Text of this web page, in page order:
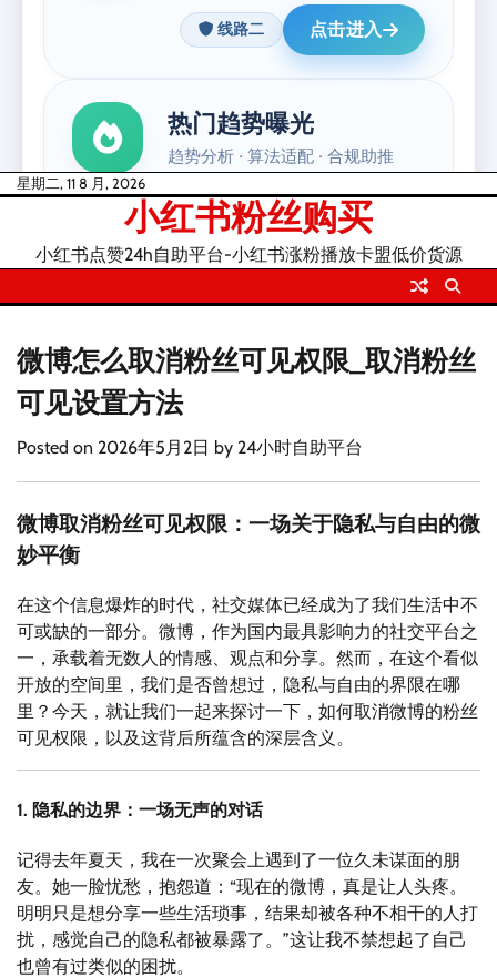
Skip星期二, 11 8 月, 2026
小红书粉丝购买
小红书点赞24h自助平台-小红书涨粉播放卡盟低价货源
微博怎么取消粉丝可见权限_取消粉丝
可见设置方法
Posted on 2026年5月2日 by 24小时自助平台
微博取消粉丝可见权限：一场关于隐私与自由的微
妙平衡
在这个信息爆炸的时代，社交媒体已经成为了我们生活中不
可或缺的一部分。微博，作为国内最具影响力的社交平台之
一，承载着无数人的情感、观点和分享。然而，在这个看似
开放的空间里，我们是否曾想过，隐私与自由的界限在哪
里？今天，就让我们一起来探讨一下，如何取消微博的粉丝
可见权限，以及这背后所蕴含的深层含义。
1. 隐私的边界：一场无声的对话
记得去年夏天，我在一次聚会上遇到了一位久未谋面的朋
友。她一脸忧愁，抱怨道：“现在的微博，真是让人头疼。
明明只是想分享一些生活琐事，结果却被各种不相干的人打
扰，感觉自己的隐私都被暴露了。”这让我不禁想起了自己
也曾有过类似的困扰。